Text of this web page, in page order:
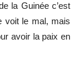
la Guinée c’est
voit le mal, mais
avoir la paix en